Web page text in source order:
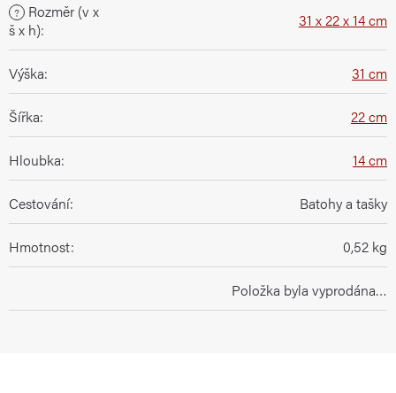
?
Rozměr (v x
š x h): 31 x 22 x 14 cm
Výška: 31 cm
Šířka: 22 cm
Hloubka: 14 cm
Cestování: Batohy a tašky
Hmotnost: 0,52 kg
Položka byla vyprodána…